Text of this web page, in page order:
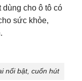
dùng cho ô tô có
sức khỏe,
nổi bật, cuốn hút